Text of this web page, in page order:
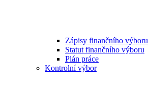
Zápisy finančního výboru
Statut finančního výboru
Plán práce
Kontrolní výbor